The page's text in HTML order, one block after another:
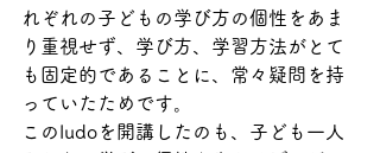
れぞれの子どもの学び方の個性をあま
り重視せず、学び方、学習方法がとて
も固定的であることに、常々疑問を持
っていたためです。
このludoを開講したのも、子ども一人